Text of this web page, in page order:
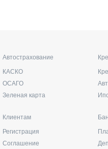
Автострахование
КАСКО
ОСАГО
Зеленая карта
Клиентам
Регистрация
Соглашение